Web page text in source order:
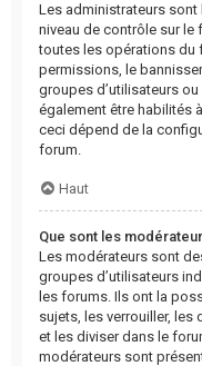
Les administrateurs
niveau de contrôle sur le
toutes les opérations du
permissions, le
groupes d’utilisateurs
également être habilités
ceci dépend de la
forum.
Haut
Que sont les
Les modérateurs sont
groupes d’utilisateurs
les forums. Ils ont la
sujets, les verrouiller, les
et les diviser dans le
modérateurs sont